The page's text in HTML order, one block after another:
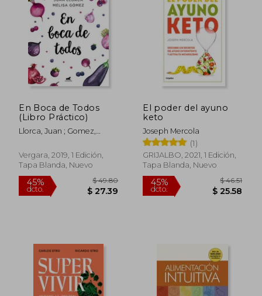
dcto. $ 30.50
45%
dcto. $
En Boca de Todos
(Libro Práctico)
Llorca, Juan ; Gomez,
Vergara, 2019, 1 Edición,
Tapa Blanda, Nuevo
El poder del ayuno
keto
Joseph Mercola
(1)
GRIJALBO, 2021, 1 Edición,
Tapa Blanda, Nuevo